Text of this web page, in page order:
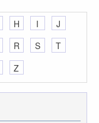
H I
J
R S
T
Z